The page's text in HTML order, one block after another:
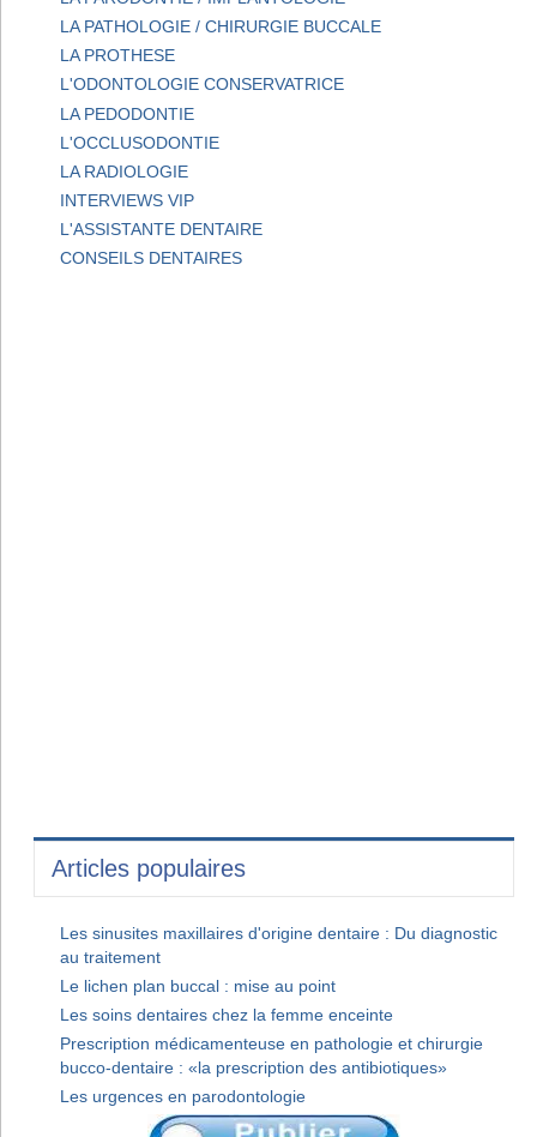
LA PATHOLOGIE / CHIRURGIE BUCCALE
LA PROTHESE
L'ODONTOLOGIE CONSERVATRICE
LA PEDODONTIE
L'OCCLUSODONTIE
LA RADIOLOGIE
INTERVIEWS VIP
L'ASSISTANTE DENTAIRE
CONSEILS DENTAIRES
Articles populaires
Les sinusites maxillaires d'origine dentaire : Du diagnostic
au traitement
Le lichen plan buccal : mise au point
Les soins dentaires chez la femme enceinte
Prescription médicamenteuse en pathologie et chirurgie
bucco-dentaire : «la prescription des antibiotiques»
Les urgences en parodontologie